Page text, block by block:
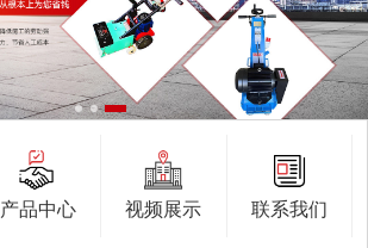
产品中心 视频展示 联系我们